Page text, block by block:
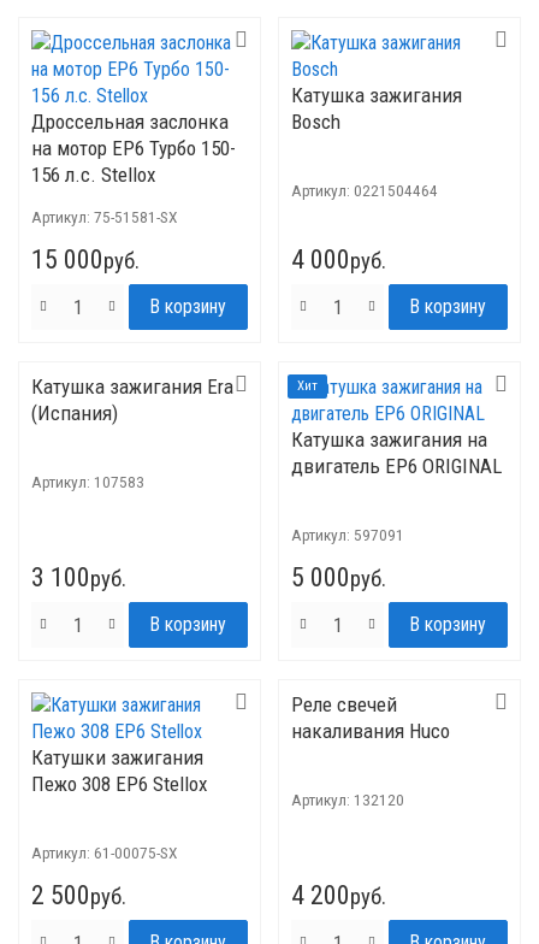
Дроссельная заслонка
на мотор EP6 Турбо 150-
156 л.с. Stellox
Артикул: 75-51581-SX
15 000руб.
Катушка зажигания
Bosch
Артикул: 0221504464
4 000руб.
Катушка зажигания Era
(Испания)
Артикул: 107583
3 100руб.
Хит
Катушка зажигания на
двигатель ЕР6 ORIGINAL
Артикул: 597091
5 000руб.
Катушки зажигания
Пежо 308 EP6 Stellox
Артикул: 61-00075-SX
2 500руб.
Реле свечей
накаливания Huco
Артикул: 132120
4 200руб.